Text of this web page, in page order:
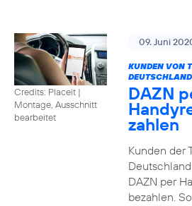
Credits: Placeit |
Montage, Ausschnitt
bearbeitet
09. Juni
KUNDEN VON
DAZN
zahlen
Kunden der
DAZN per
bezahlen.